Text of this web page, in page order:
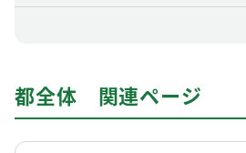
都全体 関連ページ